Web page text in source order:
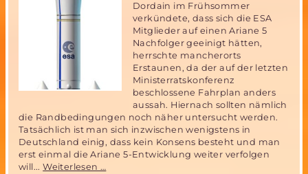
Dordain im Frühsommer
verkündete, dass sich die ESA
Mitglieder auf einen Ariane 5
Nachfolger geeinigt hätten,
herrschte mancherorts
Erstaunen, da der auf der letzten
Ministerratskonferenz
beschlossene Fahrplan anders
aussah. Hiernach sollten nämlich
die Randbedingungen noch näher untersucht werden.
Tatsächlich ist man sich inzwischen wenigstens in
Deutschland einig, dass kein Konsens besteht und man
erst einmal die Ariane 5-Entwicklung weiter verfolgen
will...Weiterlesen …